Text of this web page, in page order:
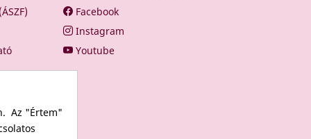
Facebook
Instagram
Youtube
Az "Értem"